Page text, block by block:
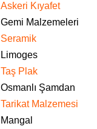
Askeri Kıyafet
Gemi Malzemeleri
Seramik
Limoges
Taş Plak
Osmanlı Şamdan
Tarikat Malzemesi
Mangal